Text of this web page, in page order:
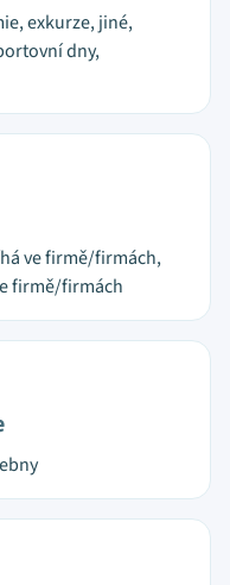
exkurze, jiné,
dny,
ve firmě/firmách,
firmě/firmách